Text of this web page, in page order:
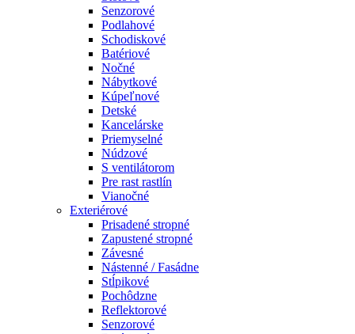
Senzorové
Podlahové
Schodiskové
Batériové
Nočné
Nábytkové
Kúpeľnové
Detské
Kancelárske
Priemyselné
Núdzové
S ventilátorom
Pre rast rastlín
Vianočné
Exteriérové
Prisadené stropné
Zapustené stropné
Závesné
Nástenné / Fasádne
Stĺpikové
Pochôdzne
Reflektorové
Senzorové